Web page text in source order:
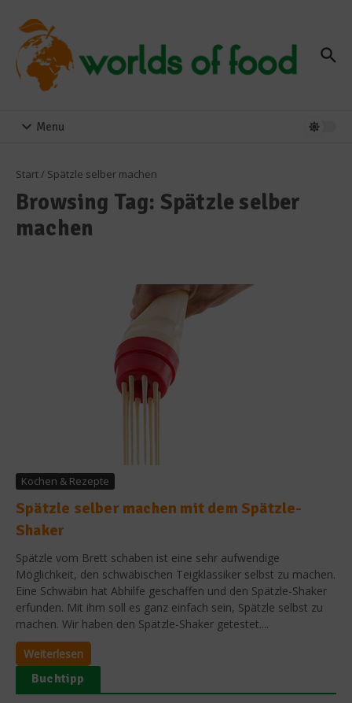
Menu
Start/ Spätzle selber machen
Browsing Tag: Spätzle selber
machen
Kochen & Rezepte
Spätzle selber machen mit dem Spätzle-
Shaker
Spätzle vom Brett schaben ist eine sehr aufwendige
Möglichkeit, den schwäbischen Teigklassiker selbst zu machen.
Eine Schwäbin hat Abhilfe geschaffen und den Spätzle-Shaker
erfunden. Mit ihm soll es ganz einfach sein, Spätzle selbst zu
machen. Wir haben den Spätzle-Shaker getestet....
Weiterlesen
Buchtipp